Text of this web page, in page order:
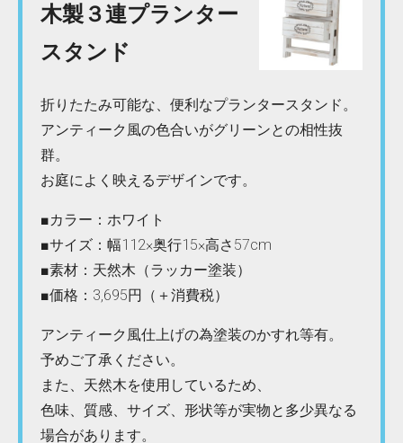
木製３連プランター
スタンド
折りたたみ可能な、便利なプランタースタンド。
アンティーク風の色合いがグリーンとの相性抜
群。
お庭によく映えるデザインです。
■カラー：ホワイト
■サイズ：幅112×奥行15×高さ57cm
■素材：天然木（ラッカー塗装）
■価格：3,695円（＋消費税）
アンティーク風仕上げの為塗装のかすれ等有。
予めご了承ください。
また、天然木を使用しているため、
色味、質感、サイズ、形状等が実物と多少異なる
場合があります。